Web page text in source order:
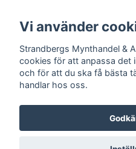
Information
Sociala medier
© 2026 Strandbergs
Vi använder
Strandbergs Mynthandel &
cookies för att anpassa det
och för att du ska få bästa
handlar hos oss.